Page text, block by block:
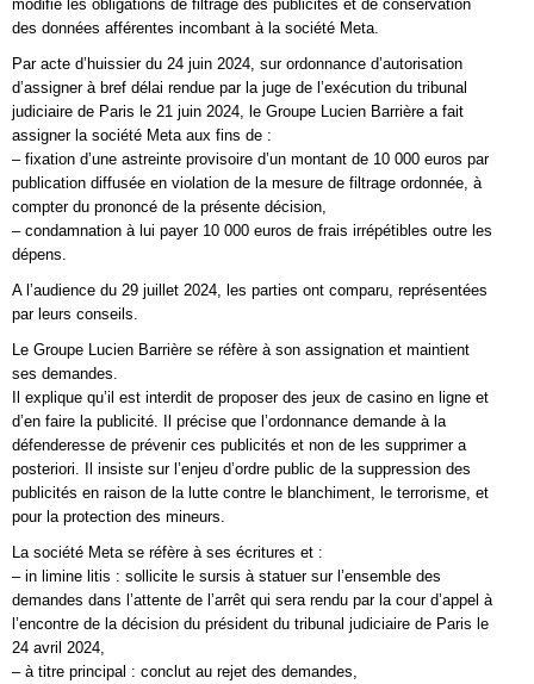
modifié les obligations de filtrage des publicités et de conservation
des données afférentes incombant à la société Meta.
Par acte d’huissier du 24 juin 2024, sur ordonnance d’autorisation
d’assigner à bref délai rendue par la juge de l’exécution du tribunal
judiciaire de Paris le 21 juin 2024, le Groupe Lucien Barrière a fait
assigner la société Meta aux fins de :
– fixation d’une astreinte provisoire d’un montant de 10 000 euros par
publication diffusée en violation de la mesure de filtrage ordonnée, à
compter du prononcé de la présente décision,
– condamnation à lui payer 10 000 euros de frais irrépétibles outre les
dépens.
A l’audience du 29 juillet 2024, les parties ont comparu, représentées
par leurs conseils.
Le Groupe Lucien Barrière se réfère à son assignation et maintient
ses demandes.
Il explique qu’il est interdit de proposer des jeux de casino en ligne et
d’en faire la publicité. Il précise que l’ordonnance demande à la
défenderesse de prévenir ces publicités et non de les supprimer a
posteriori. Il insiste sur l’enjeu d’ordre public de la suppression des
publicités en raison de la lutte contre le blanchiment, le terrorisme, et
pour la protection des mineurs.
La société Meta se réfère à ses écritures et :
– in limine litis : sollicite le sursis à statuer sur l’ensemble des
demandes dans l’attente de l’arrêt qui sera rendu par la cour d’appel à
l’encontre de la décision du président du tribunal judiciaire de Paris le
24 avril 2024,
– à titre principal : conclut au rejet des demandes,